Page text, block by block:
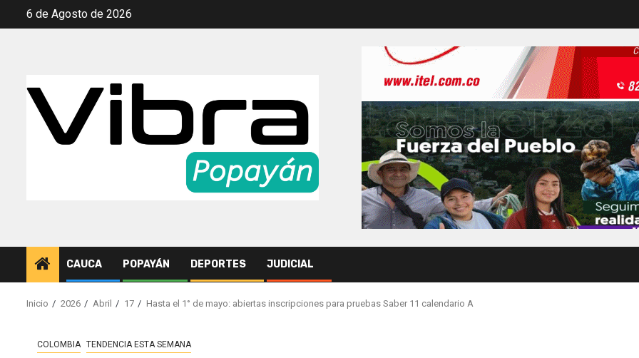
Saltar6 de Agosto de 2026
CAUCA POPAYÁN DEPORTES JUDICIAL
Inicio 2026 Abril 17 Hasta el 1° de mayo: abiertas inscripciones para pruebas Saber 11 calendario A
COLOMBIA TENDENCIA ESTA SEMANA